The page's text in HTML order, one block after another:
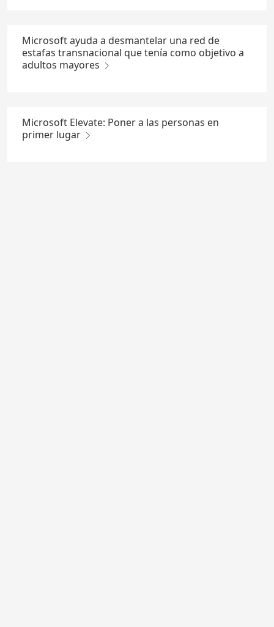
Microsoft ayuda a desmantelar una red de
estafas transnacional que tenía como objetivo a
adultos mayores
Microsoft Elevate: Poner a las personas en
primer lugar